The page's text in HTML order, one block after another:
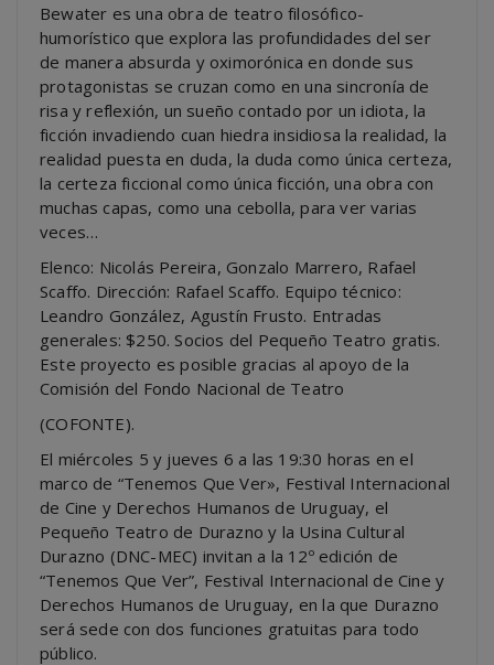
Bewater es una obra de teatro filosófico-
humorístico que explora las profundidades del ser
de manera absurda y oximorónica en donde sus
protagonistas se cruzan como en una sincronía de
risa y reflexión, un sueño contado por un idiota, la
ficción invadiendo cuan hiedra insidiosa la realidad, la
realidad puesta en duda, la duda como única certeza,
la certeza ficcional como única ficción, una obra con
muchas capas, como una cebolla, para ver varias
veces…
Elenco: Nicolás Pereira, Gonzalo Marrero, Rafael
Scaffo. Dirección: Rafael Scaffo. Equipo técnico:
Leandro González, Agustín Frusto. Entradas
generales: $250. Socios del Pequeño Teatro gratis.
Este proyecto es posible gracias al apoyo de la
Comisión del Fondo Nacional de Teatro
(COFONTE).
El miércoles 5 y jueves 6 a las 19:30 horas en el
marco de “Tenemos Que Ver», Festival Internacional
de Cine y Derechos Humanos de Uruguay, el
Pequeño Teatro de Durazno y la Usina Cultural
Durazno (DNC-MEC) invitan a la 12º edición de
“Tenemos Que Ver”, Festival Internacional de Cine y
Derechos Humanos de Uruguay, en la que Durazno
será sede con dos funciones gratuitas para todo
público.